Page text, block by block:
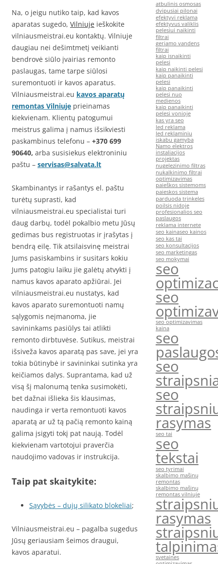
Na, o jeigu nutiko taip, kad kavos
aparatas sugedo, Vilniuje ieškokite
vilniausmeistrai.eu kontaktų. Vilniuje
daugiau nei dešimtmetį veikianti
bendrovė siūlo įvairias remonto
paslaugas, tame tarpe siūlosi
suremontuoti ir kavos aparatus.
Vilniausmeistrai.eu kavos aparatų
remontas Vilniuje prieinamas
kiekvienam. Klientų patogumui
meistrus galima į namus išsikviesti
paskambinus telefonu – +370 699
90640, arba susisiekus elektroniniu
paštu – servisas@salvata.lt
Skambinantys ir rašantys el. paštu
turėtų suprasti, kad
vilniausmeistrai.eu specialistai turi
daug darbų, todėl pokalbio metu Jūsų
gedimas bus registruotas ir įrašytas į
bendrą eilę. Tik atsilaisvinę meistrai
Jums pasiskambins ir susitars kokiu
Jums patogiu laiku jie galėtų atvykti į
namus kavos aparato apžiūrai. Jei
vilniausmeistrai.eu nustatys, kad
kavos aparato suremontuoti namų
sąlygomis neįmanoma, jie
savininkams pasiūlys tai atlikti
remonto dirbtuvėse. Sutikus, meistrai
išsiveža kavos aparatą pas save, jei yra
tokia būtinybė ir savininkai sutinka yra
keičiamos dalys. Suprantama, kad už
visą šį malonumą tenka susimokėti,
bet dažnai išlieka šis klausimas,
naudinga ir verta remontuoti kavos
aparatą ar už tą pačią remonto kainą
galima įsigyti tokį pat naują. Todėl
kiekvienam vartotojui praverčia
naudojimo vadovas ir instrukcija.
Taip pat skaitykite:
Sąvybės – dujų silikato blokeliai;
Vilniausmeistrai.eu – pagalba sugedus
Jūsų geriausiam šeimos draugui,
kavos aparatui.
atbulinis osmosas
dvipusiai pilonai
efektyvi reklama
efektyvus valiklis
pelesiui naikinti
filtrai
geriamo vandens
filtrai
kaip isnaikinti
pelesi
kaip naikinti pelesi
kaip panaikinti
pelesi
kaip panaikinti
pelesi nuo
medienos
kaip panaikinti
pelesi vonioje
kas yra seo
led reklama
led reklaminiu
iskabu gamyba
Namo elektros
instaliacijos
projektas
nugelezinimo filtras
nukalkinimo filtrai
optimizavimas
paieškos sistemoms
paieskos sistema
parduoda trinkeles
poilsis nidoje
profesionalios seo
paslaugos
reklama internete
seo kainaseo kainos
seo kas tai
seo konsultacijos
seo marketingas
seo mokymai
seo
seo
seo optimizavimas
kaina
seo
seo
seo
rasymas
seo tai
seo
tekstai
seo tyrimai
skalbimo mašinų
remontas
skalbimo mašinų
remontas vilniuje
rasymas
svetaines